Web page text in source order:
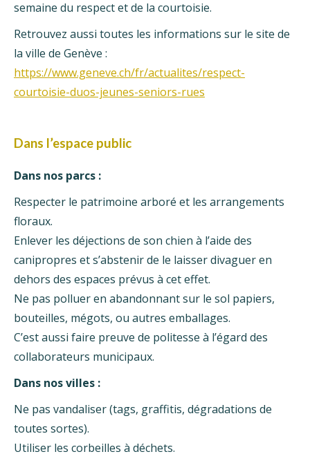
semaine du respect et de la courtoisie.
Retrouvez aussi toutes les informations sur le site de
la ville de Genève :
https://www.geneve.ch/fr/actualites/respect-
courtoisie-duos-jeunes-seniors-rues
Dans l’espace public
Dans nos parcs :
Respecter le patrimoine arboré et les arrangements
floraux.
Enlever les déjections de son chien à l’aide des
canipropres et s’abstenir de le laisser divaguer en
dehors des espaces prévus à cet effet.
Ne pas polluer en abandonnant sur le sol papiers,
bouteilles, mégots, ou autres emballages.
C’est aussi faire preuve de politesse à l’égard des
collaborateurs municipaux.
Dans nos villes :
Ne pas vandaliser (tags, graffitis, dégradations de
toutes sortes).
Utiliser les corbeilles à déchets.